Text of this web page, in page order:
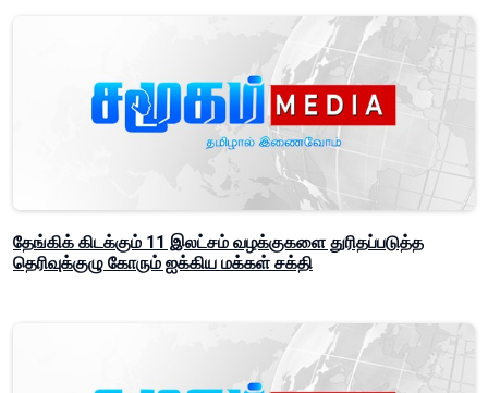
தேங்கிக் கிடக்கும் 11 இலட்சம் வழக்குகளை துரிதப்படுத்த
தெரிவுக்குழு கோரும் ஐக்கிய மக்கள் சக்தி